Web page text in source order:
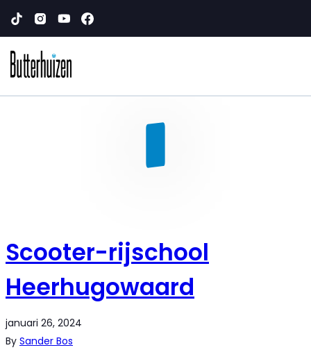
Scooter-rijschool
Heerhugowaard
januari 26, 2024
By Sander Bos